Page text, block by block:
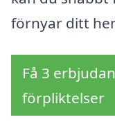
förnyar ditt
Få 3
förpliktelser